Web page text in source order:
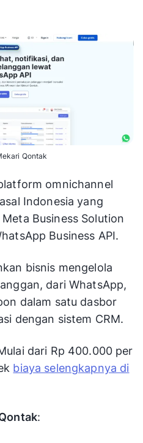
Qontak
omnichannel
Indonesia yang
Business Solution
Business API.
bisnis mengelola
dari WhatsApp,
dalam satu dasbor
dengan sistem CRM.
dari Rp 400.000 per
biaya selengkapnya di
: